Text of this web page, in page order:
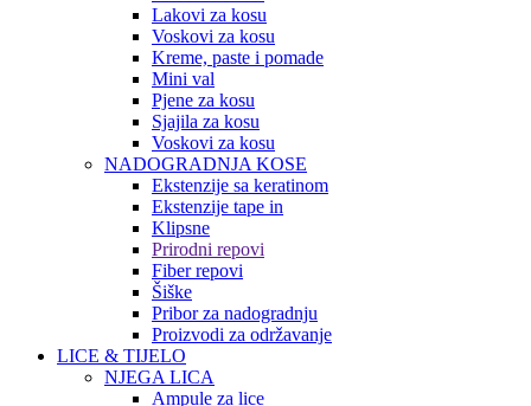
Lakovi za kosu
Voskovi za kosu
Kreme, paste i pomade
Mini val
Pjene za kosu
Sjajila za kosu
Voskovi za kosu
NADOGRADNJA KOSE
Ekstenzije sa keratinom
Ekstenzije tape in
Klipsne
Prirodni repovi
Fiber repovi
Šiške
Pribor za nadogradnju
Proizvodi za održavanje
LICE & TIJELO
NJEGA LICA
Ampule za lice